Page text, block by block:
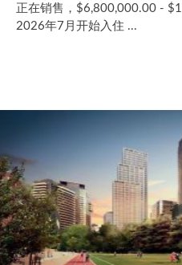
正在销售，$6,800,000.00 -
2026年7月开始入住 ...